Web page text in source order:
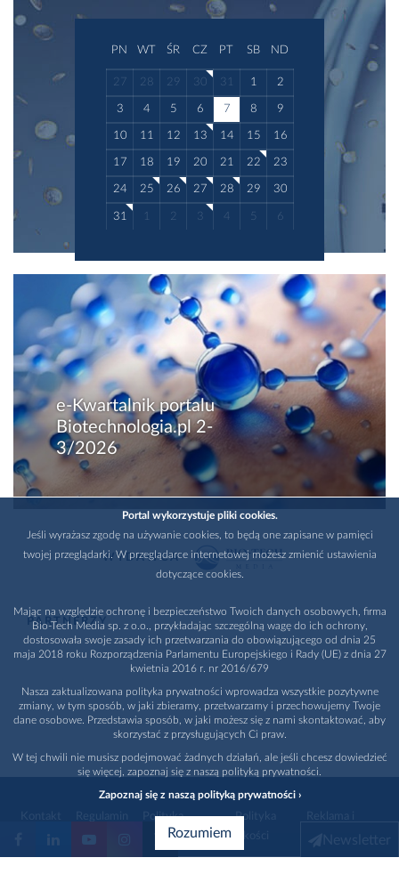
PN WT ŚR CZ PT SB ND
27 28 29 30 31 1 2
3 4 5 6 7 8 9
10 11 12 13 14 15 16
17 18 19 20 21 22 23
24 25 26 27 28 29 30
31 1 2 3 4 5 6
e-Kwartalnik portalu
Biotechnologia.pl 2-
3/2026
WYDAWCA
PARTNERZY
Polityka
prywatności
Polityka
promocja
Portal wykorzystuje pliki cookies.
Jeśli wyrażasz zgodę na używanie cookies, to będą one zapisane w pamięci
twojej przeglądarki. W przeglądarce internetowej możesz zmienić ustawienia
dotyczące cookies.
Mając na względzie ochronę i bezpieczeństwo Twoich danych osobowych, firma
Bio-Tech Media sp. z o.o., przykładając szczególną wagę do ich ochrony,
dostosowała swoje zasady ich przetwarzania do obowiązującego od dnia 25
maja 2018 roku Rozporządzenia Parlamentu Europejskiego i Rady (UE) z dnia 27
kwietnia 2016 r. nr 2016/679
Nasza zaktualizowana polityka prywatności wprowadza wszystkie pozytywne
zmiany, w tym sposób, w jaki zbieramy, przetwarzamy i przechowujemy Twoje
dane osobowe. Przedstawia sposób, w jaki możesz się z nami skontaktować, aby
skorzystać z przysługujących Ci praw.
W tej chwili nie musisz podejmować żadnych działań, ale jeśli chcesz dowiedzieć
się więcej, zapoznaj się z naszą polityką prywatności.
Zapoznaj się z naszą polityką prywatności ›
Rozumiem Newsletter